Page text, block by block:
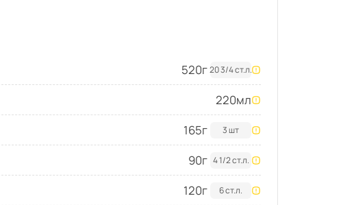
520г20 3/4 ст.л.
220мл
165г 3 шт
90г 4 1/2 ст.л.
120г 6 ст.л.